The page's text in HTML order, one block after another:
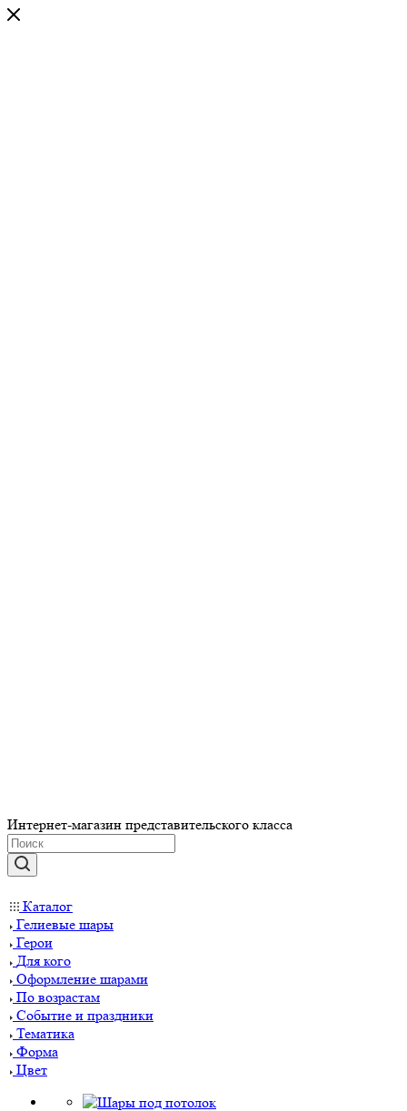
Интернет-магазин представительского класса
Каталог
Гелиевые шары
Герои
Для кого
Оформление шарами
По возрастам
Событие и праздники
Тематика
Форма
Цвет